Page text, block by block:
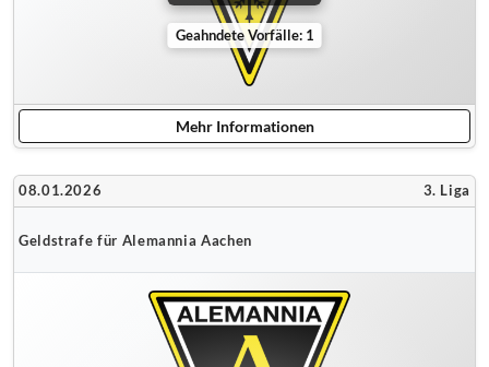
Geahndete Vorfälle: 1
Mehr Informationen
08.01.2026 3. Liga
Geldstrafe für Alemannia Aachen